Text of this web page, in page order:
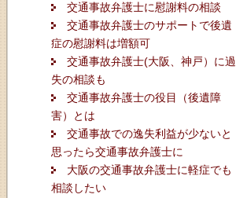
交通事故弁護士に慰謝料の相談
交通事故弁護士のサポートで後遺
症の慰謝料は増額可
交通事故弁護士(大阪、神戸）に過
失の相談も
交通事故弁護士の役目（後遺障
害）とは
交通事故での逸失利益が少ないと
思ったら交通事故弁護士に
大阪の交通事故弁護士に軽症でも
相談したい